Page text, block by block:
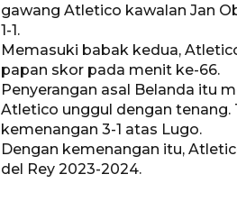
gawang Atletico kawalan Jan
1-1.
Memasuki babak kedua,
papan skor pada menit ke-66.
Penyerangan asal Belanda itu
Atletico unggul dengan
kemenangan 3-1 atas Lugo.
Dengan kemenangan itu,
del Rey 2023-2024.